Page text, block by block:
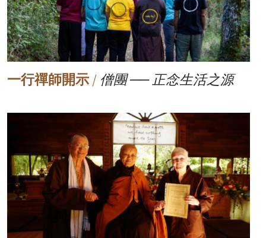
一行禪師開示 / 僧團 ── 正念生活之源